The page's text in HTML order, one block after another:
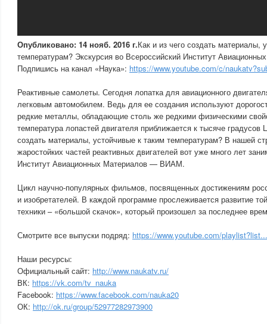
Опубликовано: 14 нояб. 2016 г.Как и из чего создать материалы,
температурам? Экскурсия во Всероссийский Институт
Подпишись на канал «Наука»: https://www.youtube.com/c/
Реактивные самолеты. Сегодня лопатка для авиационного
легковым автомобилем. Ведь для ее создания используют
редкие металлы, обладающие столь же редкими физическими
температура лопастей двигателя приближается к тысяче градусов
создать материалы, устойчивые к таким температурам? В нашей
жаростойких частей реактивных двигателей вот уже много лет
Институт Авиационных Материалов — ВИАМ.
Цикл научно-популярных фильмов, посвященных достижениям
и изобретателей. В каждой программе прослеживается развитие
техники – «большой скачок», который произошел за последнее
Смотрите все выпуски подряд: https://www.youtube.com/playlist?list...
Наши ресурсы:
Официальный сайт: http://www.naukatv.ru/
ВК: https://vk.com/tv_nauka
Facebook: https://www.facebook.com/nauka20
ОК: http://ok.ru/group/52977282973900